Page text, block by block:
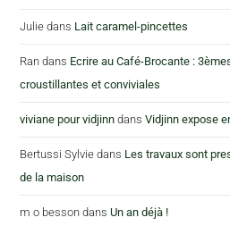
Julie dans Lait caramel-pincettes
Ran dans Ecrire au Café-Brocante :
croustillantes et conviviales
viviane pour vidjinn dansVidjinn expose
Bertussi Sylvie dans Les travaux sont
de la maison
m o besson dansUn an déjà !